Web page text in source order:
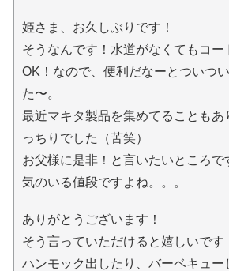
姫さま、お久しぶりです！
そうなんです！水道がなくてもコー
OK！なので、便利だなーとついつ
た〜。
最近マキタ製品を集めてることもあ
っちりでした（苦笑）
お父様に是非！と言いたいところで
気のいる値段ですよね。。。
ありがとうございます！
そう言っていただけると嬉しいです
ハンモック出したり、バーベキュー